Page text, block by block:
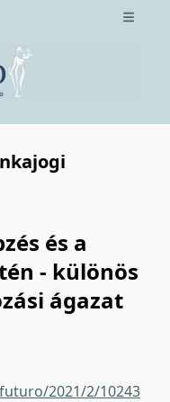
Open
és a
- különös
ágazat
2021/2/10243